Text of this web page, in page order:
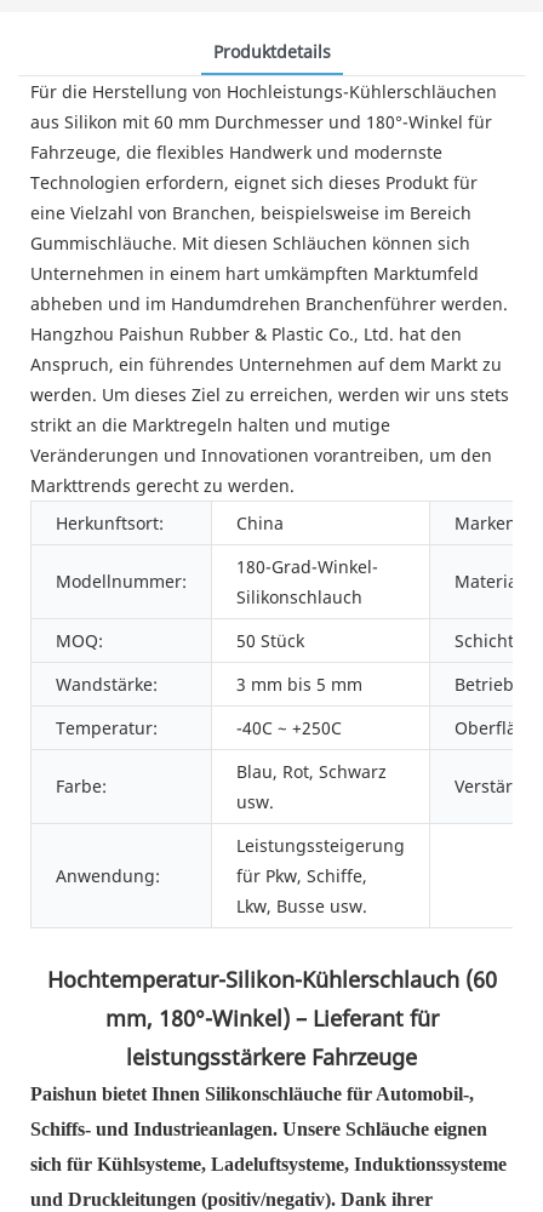
Produktdetails
Für die Herstellung von Hochleistungs-Kühlerschläuchen
aus Silikon mit 60 mm Durchmesser und 180°-Winkel für
Fahrzeuge, die flexibles Handwerk und modernste
Technologien erfordern, eignet sich dieses Produkt für
eine Vielzahl von Branchen, beispielsweise im Bereich
Gummischläuche. Mit diesen Schläuchen können sich
Unternehmen in einem hart umkämpften Marktumfeld
abheben und im Handumdrehen Branchenführer werden.
Hangzhou Paishun Rubber & Plastic Co., Ltd. hat den
Anspruch, ein führendes Unternehmen auf dem Markt zu
werden. Um dieses Ziel zu erreichen, werden wir uns stets
strikt an die Marktregeln halten und mutige
Veränderungen und Innovationen vorantreiben, um den
Markttrends gerecht zu werden.
Herkunftsort:
China
Modellnummer:
180-Grad-Winkel-
Silikonschlauch
Material:
MOQ: 50 Stück
Schichten:
Wandstärke:
3 mm bis 5 mm
Temperatur:
-40C ~ +250C
Farbe:
Blau, Rot, Schwarz
usw.
Anwendung:
Leistungssteigerung
für Pkw, Schiffe,
Lkw, Busse usw.
Hochtemperatur-Silikon-Kühlerschlauch (60
mm, 180°-Winkel) – Lieferant für
leistungsstärkere Fahrzeuge
Paishun bietet Ihnen Silikonschläuche für Automobil-,
Schiffs- und Industrieanlagen. Unsere Schläuche eignen
sich für Kühlsysteme, Ladeluftsysteme, Induktionssysteme
und Druckleitungen (positiv/negativ). Dank ihrer